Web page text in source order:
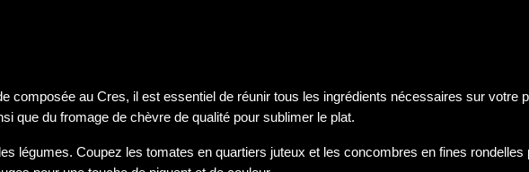
composée au Cres, il est essentiel de réunir tous les ingrédients nécessaires sur votre
que du fromage de chèvre de qualité pour sublimer le plat.
légumes. Coupez les tomates en quartiers juteux et les concombres en fines rondelles